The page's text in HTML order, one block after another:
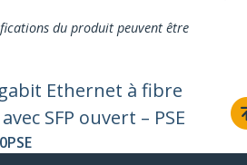
du produit peuvent être
Ethernet à fibre
SFP ouvert – PSE